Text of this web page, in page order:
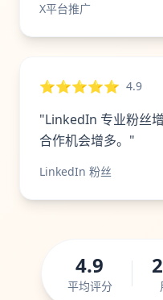
X平台推广
⭐⭐⭐⭐⭐ 4.9
"LinkedIn 专业粉丝
合作机会增多。"
LinkedIn 粉丝
4.9
平均评分